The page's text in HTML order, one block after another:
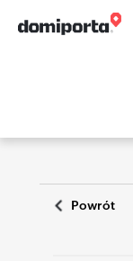
Powrót